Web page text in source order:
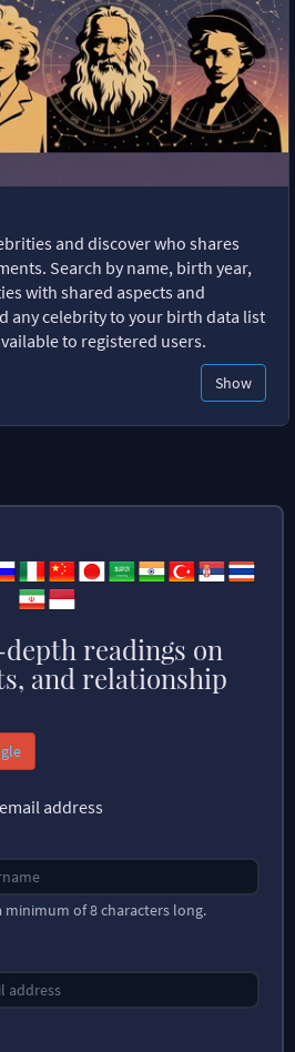
and discover who shares
Search by name, birth year,
with shared aspects and
any celebrity to your birth data list
to registered users.
Show
readings on
and relationship
address
minimum of 8 characters long.